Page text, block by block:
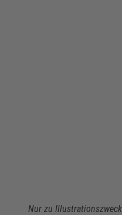
Nur zu